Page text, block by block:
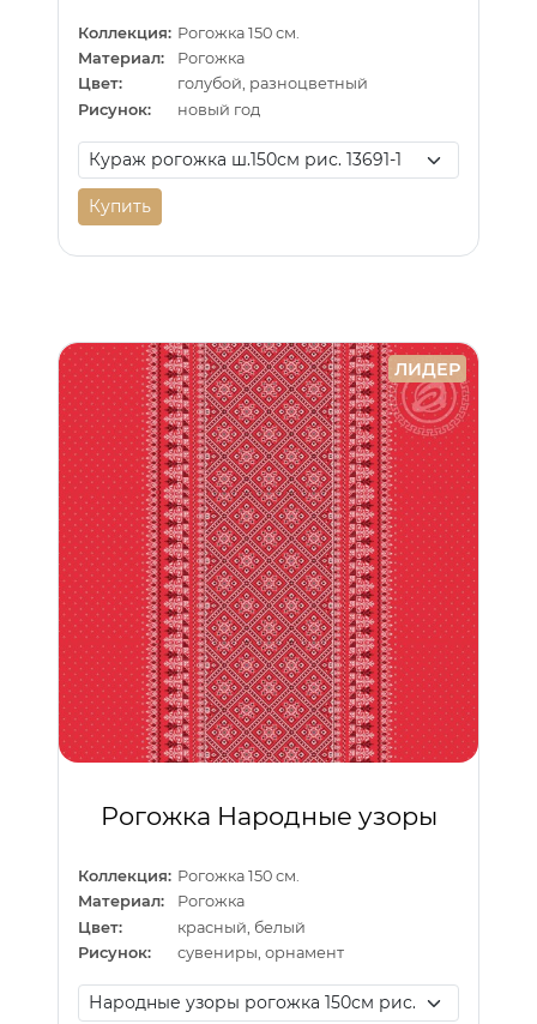
Коллекция: Рогожка 150 см.
Материал:
Рогожка
Цвет:
голубой, разноцветный
Рисунок:
новый год
Купить
ЛИДЕР
Рогожка Народные узоры
Коллекция: Рогожка 150 см.
Материал:
Рогожка
Цвет:
красный, белый
Рисунок:
сувениры, орнамент